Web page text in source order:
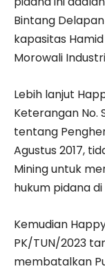
Bintang
kapasitas
Morowali
Lebih lanjut
Keterangan No.
tentang
Agustus 2017,
Mining untuk
hukum pidana di
Kemudian
PK/TUN/2023
membatalkan